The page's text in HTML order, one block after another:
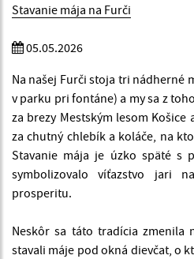
Stavanie mája na Furči
05.05.2026
Na našej Furči stoja tri nádherné
v parku pri fontáne) a my sa z
za brezy Mestským lesom
za chutný chlebík a koláče, na
Stavanie mája je úzko späté s
symbolizovalo víťazstvo jari
prosperitu.
Neskôr sa táto tradícia zmenila
stavali máje pod okná dievčat, o